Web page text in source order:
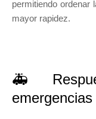
permitiendo
mayor rapidez.
🚑
emergencias